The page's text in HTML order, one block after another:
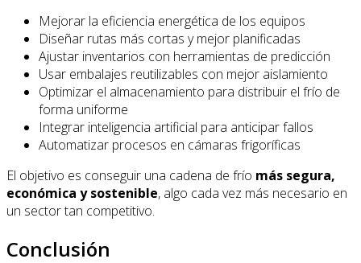
Mejorar la eficiencia energética de los equipos
Diseñar rutas más cortas y mejor planificadas
Ajustar inventarios con herramientas de predicción
Usar embalajes reutilizables con mejor aislamiento
Optimizar el almacenamiento para distribuir el frío de
forma uniforme
Integrar inteligencia artificial para anticipar fallos
Automatizar procesos en cámaras frigoríficas
El objetivo es conseguir una cadena de frío más segura,
económica y sostenible, algo cada vez más necesario en
un sector tan competitivo.
Conclusión